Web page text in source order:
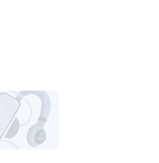
выход для